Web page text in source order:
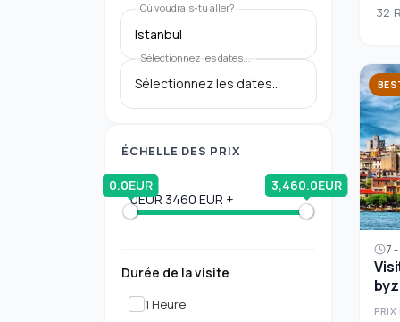
Où voudrais-tu aller?
Istanbul
Sélectionnez les dates...
ÉCHELLE DES PRIX
0EUR 3460 EUR +
0.0EUR 3,460.0EUR
Durée de la visite
1 Heure
32
7
PRIX